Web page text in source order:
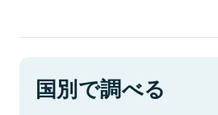
国別で調べる